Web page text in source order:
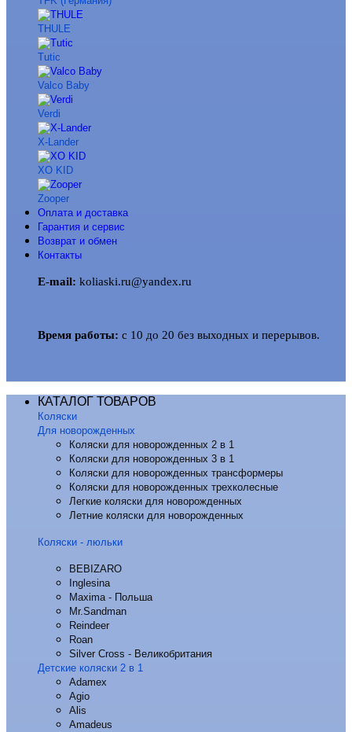
THULE
Tutic
Valco Baby
Verdi
X-Lander
XO KID
Zooper
Оплата и доставка
Гарантия и сервис
Возврат и обмен
Контакты
E-mail: koliaski.ru@yandex.ru
Время работы: с 10 до 20 без выходных и перерывов.
КАТАЛОГ ТОВАРОВ
Коляски
Для новорожденных
Коляски для новорожденных 2 в 1
Коляски для новорожденных 3 в 1
Коляски для новорожденных трансформеры
Коляски для новорожденных трехколесные
Легкие коляски для новорожденных
Летние коляски для новорожденных
Коляски - люльки
BEBIZARO
Inglesina
Maxima - Польша
Mr.Sandman
Reindeer
Roan
Silver Cross - Великобритания
Детские коляски 2 в 1
Adamex
Agio
Alis
Amadeus